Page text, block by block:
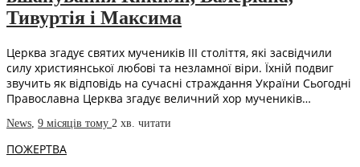
Тивуртія і Максима
Церква згадує святих мучеників III століття, які засвідчили
силу християнської любові та незламної віри. Їхній подвиг
звучить як відповідь на сучасні страждання України Сьогодні
Православна Церква згадує величний хор мучеників…
News, 9 місяців тому 2 хв. читати
ПОЖЕРТВА